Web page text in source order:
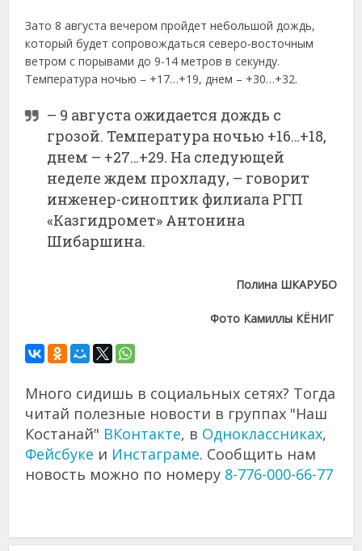
Зато 8 августа вечером пройдет небольшой дождь,
который будет сопровождаться северо-восточным
ветром с порывами до 9-14 метров в секунду.
Температура ночью – +17…+19, днем – +30…+32.
– 9 августа ожидается дождь с
грозой. Температура ночью +16…+18,
днем – +27…+29. На следующей
неделе ждем прохладу, – говорит
инженер-синоптик филиала РГП
«Казгидромет» Антонина
Шибаршина.
Полина ШКАРУБО
Фото Камиллы КЁНИГ
Много сидишь в социальных сетях? Тогда
читай полезные новости в группах "Наш
Костанай" ВКонтакте, в Одноклассниках,
Фейсбуке и Инстаграме. Сообщить нам
новость можно по номеру 8-776-000-66-77